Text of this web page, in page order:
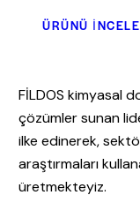
ÜRÜNÜ İNCELE
FİLDOS kimyasal
çözümler sunan
ilke edinerek,
araştırmaları
üretmekteyiz.